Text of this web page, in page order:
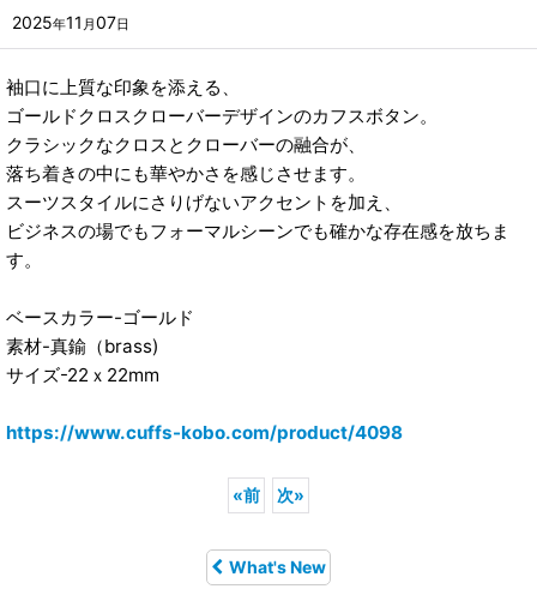
2025年11 月07日
袖口に上質な印象を添える、
ゴールドクロスクローバーデザインのカフスボタン。
クラシックなクロスとクローバーの融合が、
落ち着きの中にも華やかさを感じさせます。
スーツスタイルにさりげないアクセントを加え、
ビジネスの場でもフォーマルシーンでも確かな存在感を放ちま
す。
ベースカラー-ゴールド
素材-真鍮（brass)
サイズ-22ｘ22mm
https://www.cuffs-kobo.com/product/4098
«前 次»
What's New